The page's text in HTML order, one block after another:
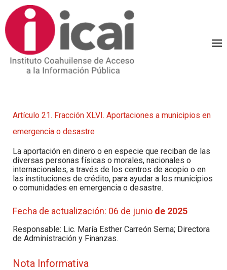
Artículo 21. Fracción XLVI. Aportaciones a municipios en
emergencia o desastre
La aportación en dinero o en especie que reciban de las
diversas personas físicas o morales, nacionales o
internacionales, a través de los centros de acopio o en
las instituciones de crédito, para ayudar a los municipios
o comunidades en emergencia o desastre.
Fecha de actualización: 06 de junio de 2025
Responsable: Lic. María Esther Carreón Serna; Directora
de Administración y Finanzas.
Nota Informativa